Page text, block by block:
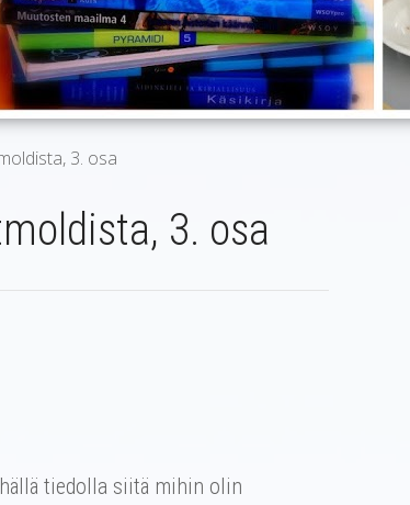
3. osa
3. osa
tiedolla siitä mihin olin